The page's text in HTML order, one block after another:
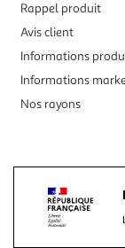
Rappel produit
Avis client
Informations
Informations
Nos rayons